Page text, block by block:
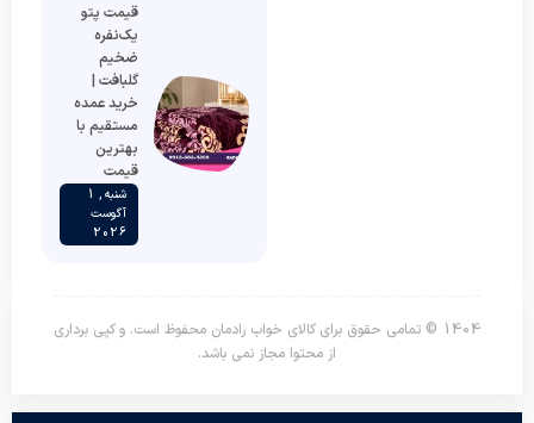
قیمت پتو
یک‌نفره
ضخیم
گلبافت |
خرید عمده
مستقیم با
بهترین
قیمت
شنبه , 1
آگوست
2026
1404 © تمامی حقوق برای کالای خواب رادمان محفوظ است. و کپی برداری
از محتوا مجاز نمی باشد.